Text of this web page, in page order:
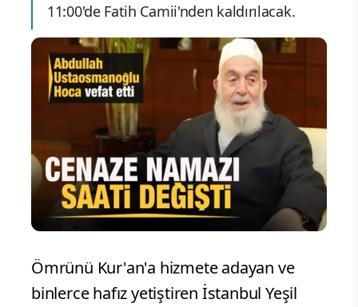
11:00'de Fatih Camii'nden kaldırılacak.
Ömrünü Kur'an'a hizmete adayan ve
binlerce hafız yetiştiren İstanbul Yeşil